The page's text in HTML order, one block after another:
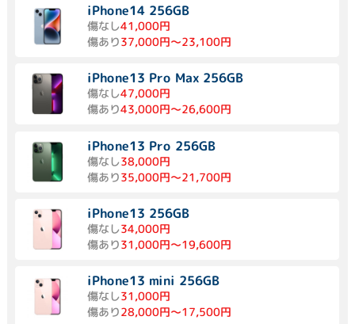
iPhone14 256GB
傷なし41,000円
傷あり37,000円～23,100円
iPhone13 Pro Max 256GB
傷なし47,000円
傷あり43,000円～26,600円
iPhone13 Pro 256GB
傷なし38,000円
傷あり35,000円～21,700円
iPhone13 256GB
傷なし34,000円
傷あり31,000円～19,600円
iPhone13 mini 256GB
傷なし31,000円
傷あり28,000円～17,500円